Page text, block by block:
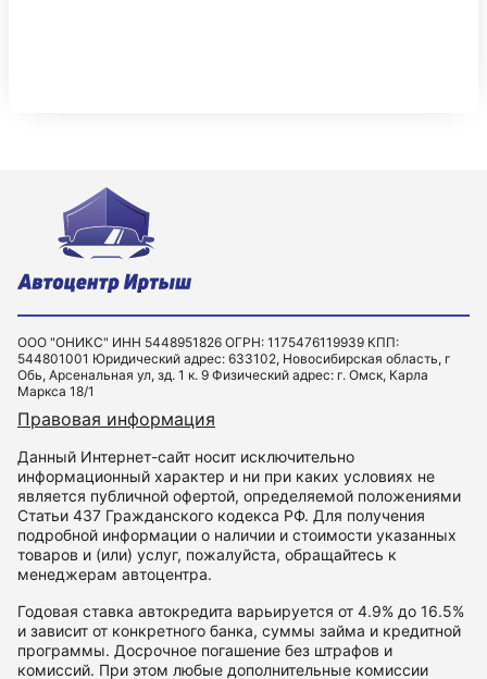
ООО "ОНИКС" ИНН 5448951826 ОГРН: 1175476119939 КПП:
544801001 Юридический адрес: 633102, Новосибирская область, г
Обь, Арсенальная ул, зд. 1 к. 9 Физический адрес: г. Омск, Карла
Маркса 18/1
Правовая информация
Данный Интернет-сайт носит исключительно
информационный характер и ни при каких условиях не
является публичной офертой, определяемой положениями
Статьи 437 Гражданского кодекса РФ. Для получения
подробной информации о наличии и стоимости указанных
товаров и (или) услуг, пожалуйста, обращайтесь к
менеджерам автоцентра.
Годовая ставка автокредита варьируется от 4.9% до 16.5%
и зависит от конкретного банка, суммы займа и кредитной
программы. Досрочное погашение без штрафов и
комиссий. При этом любые дополнительные комиссии